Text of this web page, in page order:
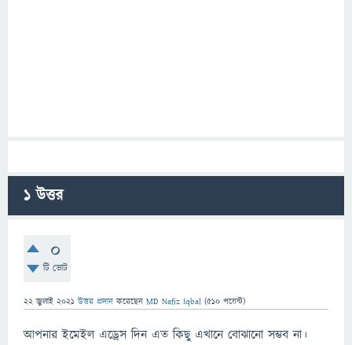
1উত্তর
0
টি ভোট
22 জুলাই 2021 উত্তর প্রদান করেছেন MD Nafiz Iqbal (510 পয়েন্ট)
আপনার ইমেইল এড্রেস দিন এত কিছু এখানে বোঝানো সম্ভব না।